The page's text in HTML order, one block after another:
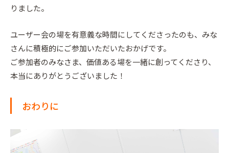
りました。
ユーザー会の場を有意義な時間にしてくださったのも、みな
さんに積極的にご参加いただいたおかげです。
ご参加者のみなさま、価値ある場を一緒に創ってくださり、
本当にありがとうございました！
おわりに